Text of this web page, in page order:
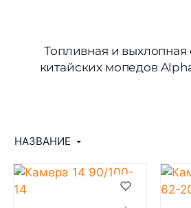
Топливная и выхлопная
китайских мопедов
НАЗВАНИЕ